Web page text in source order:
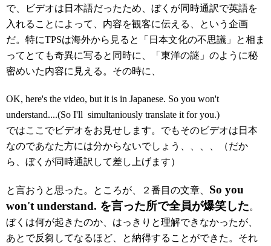
で、ビデオは日本語だったため、ぼくが同時通訳で英語を
入れることによって、内容を観客に伝える、という企画
だ。特にTPSは海外から見ると「日本文化の不思議」と相ま
ってとても奇異に写ると同時に、「東洋の謎」のように秘
密めいた内容に見える。その時に、
OK, here's the video, but it is in Japanese. So you won't
understand....(So I'll simultaniously translate it for you.)
ではここでビデオをお見せします。でもそのビデオは日本
なのであなた方には分からないでしょう、、、、（だか
ら、ぼくが同時通訳して差し上げます）
と言おうと思った。ところが、２番目の文章、 So you
won't understand. を言った所で全員が爆笑した。
ぼくは何が起きたのか、はっきりと理解できなかったが、
あとで反芻してなるほど、と納得することができた。それ